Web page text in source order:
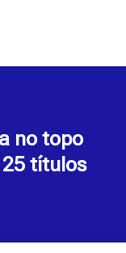
no topo
títulos